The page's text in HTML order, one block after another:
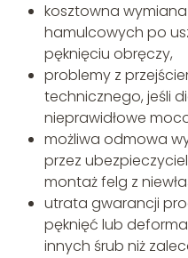
kosztowna
hamulcowych po
pęknięciu obręczy,
problemy z
technicznego, jeśli
nieprawidłowe
możliwa odmowa
przez
montaż felg z
utrata gwarancji
pęknięć lub
innych śrub niż